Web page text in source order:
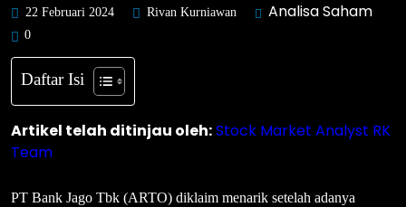
22 Februari 2024 Rivan Kurniawan Analisa Saham
0
Daftar Isi
Artikel telah ditinjau oleh:Stock Market Analyst RK
Team
PT Bank Jago Tbk (ARTO) diklaim menarik setelah adanya